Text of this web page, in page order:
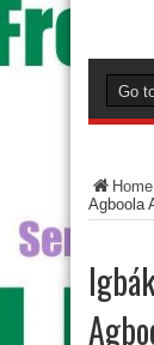
Home
Agboola